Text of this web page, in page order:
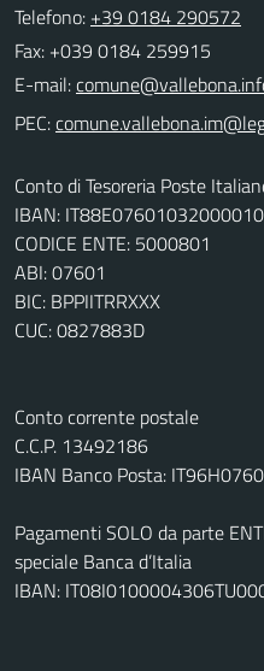
Telefono: +39 0184 290572
Fax: +039 0184 259915
E-mail:
PEC:
Conto di Tesoreria Poste
IBAN:
CODICE ENTE: 5000801
ABI: 07601
BIC: BPPIITRRXXX
CUC: 0827883D
Conto corrente postale
C.C.P. 13492186
IBAN Banco Posta:
Pagamenti SOLO da parte
speciale Banca d’Italia
IBAN: